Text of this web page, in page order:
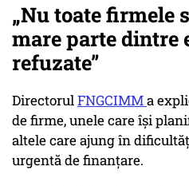
„Nu toate firmele
mare parte dintre
refuzate”
DirectorulFNGCIMMa
de firme, unele care își
altele care ajung în
urgentă de finanțare.